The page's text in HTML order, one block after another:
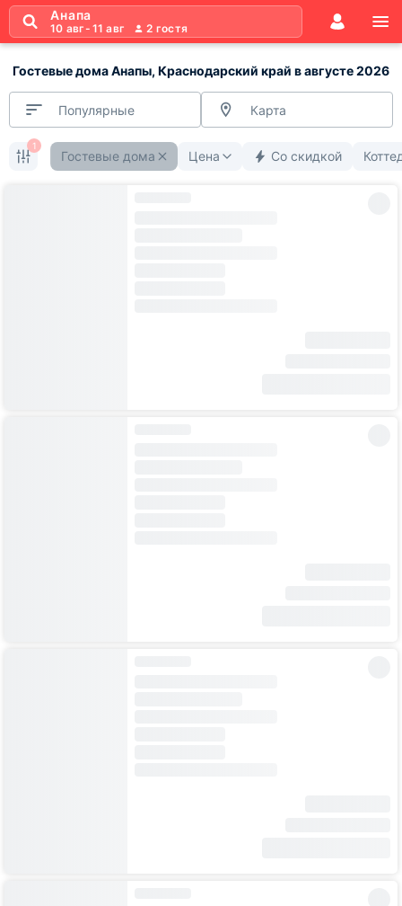
Анапа
10 авг- 11 авг 2 гостя
Гостевые дома Анапы, Краснодарский край в августе 2026
Популярные Карта
Гостевые дома Цена Со скидкой
1